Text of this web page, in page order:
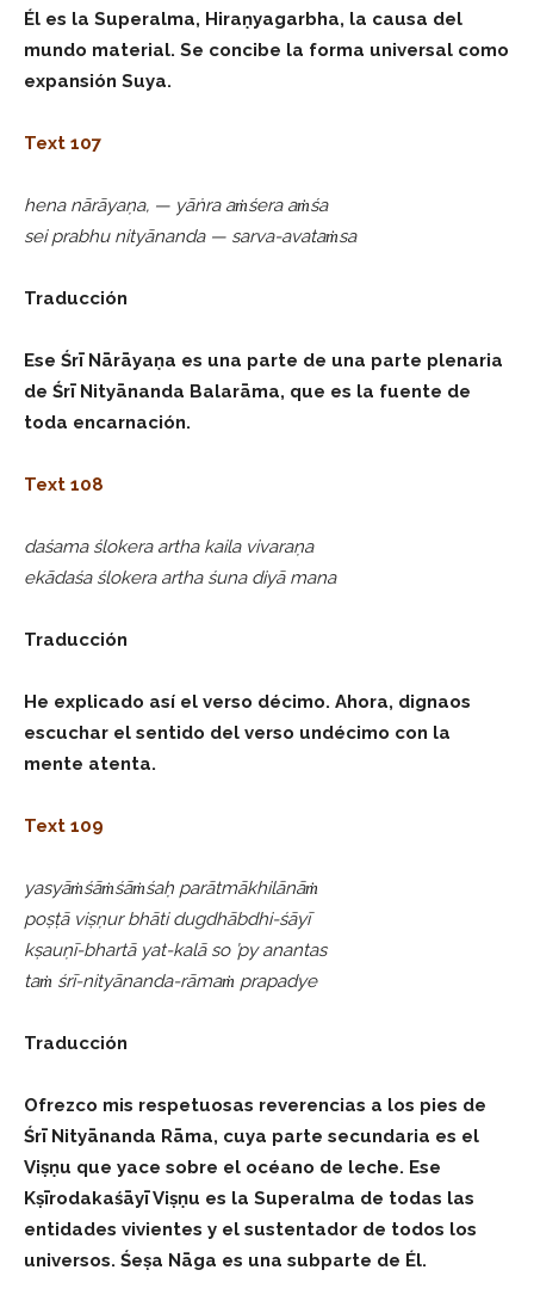
Él es la Superalma, Hiraṇyagarbha, la causa del
mundo material. Se concibe la forma universal como
expansión Suya.
Text 107
hena nārāyaṇa, — yāṅra aṁśera aṁśa
sei prabhu nityānanda — sarva-avataṁsa
Traducción
Ese Śrī Nārāyaṇa es una parte de una parte plenaria
de Śrī Nityānanda Balarāma, que es la fuente de
toda encarnación.
Text 108
daśama ślokera artha kaila vivaraṇa
ekādaśa ślokera artha śuna diyā mana
Traducción
He explicado así el verso décimo. Ahora, dignaos
escuchar el sentido del verso undécimo con la
mente atenta.
Text 109
yasyāṁśāṁśāṁśaḥ parātmākhilānāṁ
poṣṭā viṣṇur bhāti dugdhābdhi-śāyī
kṣauṇī-bhartā yat-kalā so ’py anantas
taṁ śrī-nityānanda-rāmaṁ prapadye
Traducción
Ofrezco mis respetuosas reverencias a los pies de
Śrī Nityānanda Rāma, cuya parte secundaria es el
Viṣṇu que yace sobre el océano de leche. Ese
Kṣīrodakaśāyī Viṣṇu es la Superalma de todas las
entidades vivientes y el sustentador de todos los
universos. Śeṣa Nāga es una subparte de Él.